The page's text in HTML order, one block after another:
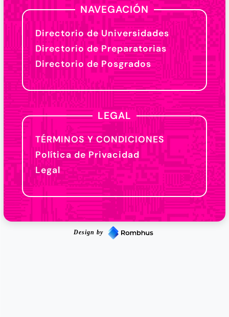
NAVEGACIÓN
Directorio de Universidades
Directorio de Preparatorias
Directorio de Posgrados
LEGAL
TÉRMINOS Y CONDICIONES
Política de Privacidad
Legal
Design by